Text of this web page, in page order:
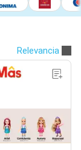
Relevancia